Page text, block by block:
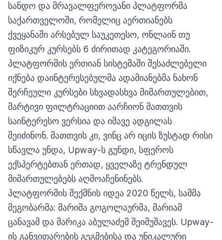
სანდო და მრავალფეროვანი პლატფორმა
საქართველოში, რომელიც აერთიანებს
ქვეყანაში არსებულ საუკეთესო, ონლაინ თუ
ფიზიკურ კურსებს 6 ძირითად კატეგორიაში.
პლატფორმის ერთიან სისტემაში შესაძლებელი
იქნება დაინტერესებულმა ადამიანებმა ნახონ
შერჩეული კურსები სხვადასხვა მიმართულებით,
მარტივი ფილტრაციით აარჩიონ მათთვის
საინტერესო ვერსია და იმავე ადგილას
შეიძინონ. მათთვის კი, ვინც არ იცის ზუსტად რისი
სწავლა უნდა, Upway-ს გუნდი, სფეროს
ექსპერტებთან ერთად, ყველაზე ტრენდულ
მიმართულებებს აღმოაჩენინებს.
პლატფორმის შექმნის იდეა 2020 წელს, სამმა
მეგობარმა: მარიშა გოგოლაურმა, მარიამ
ცანავამ და მარიკა აბულაძემ შეიმუშავეს. Upway-
ის განვითარების გეგმებისა და უნიკალური